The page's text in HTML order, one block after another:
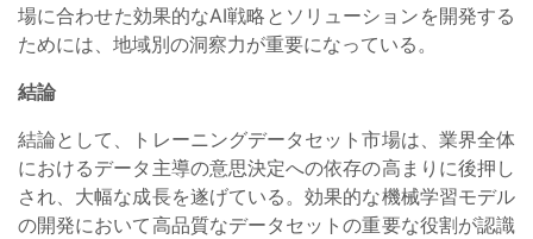
場に合わせた効果的なAI戦略とソリューションを開発する
ためには、地域別の洞察力が重要になっている。
結論
結論として、トレーニングデータセット市場は、業界全体
におけるデータ主導の意思決定への依存の高まりに後押し
され、大幅な成長を遂げている。効果的な機械学習モデル
の開発において高品質なデータセットの重要な役割が認識